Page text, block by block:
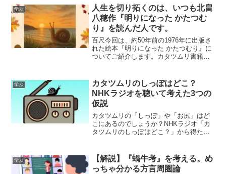
を本ブログで発信しています。「学会」
と聞くと、専門家だけの閉じた場という
印象を持たれる方も多いかもしれませ
ん。しかし今回の参加を通して、そのイ
メージは大きく変わりました。この記事
では、本大会の学術的な発表内容には踏
み込まず、 開催地や学会の公式情報を紹
介しながら、一般の立場で参加して感じ
学ぶ
人生を切り拓くのは、いつも北畠
八穂作『明りになった かたつむ
り』を読んだ人です。
百尺今回は、約50年前の1976年に出版さ
れた絵本『明りになった かたつむり』に
ついてご紹介します。カタツムリ書籍の
タツムリについて、どんなイメージを持
っていますか？ゆ...
学ぶ
カタツムリのしっぽはどこ？
NHKラジオを聴いて考えた3つの
仮説
カタツムリの「しっぽ」や「お尻」はど
こにあるのでしょうか？NHKラジオ「カ
タツムリのしっぽはどこ？」から得た知
分かりやすく解説。素朴な疑問を生物学
視点で紐解きます。
学ぶ
【解説】『蝸牛考』を考える。め
っちゃ分かる方言周圏論